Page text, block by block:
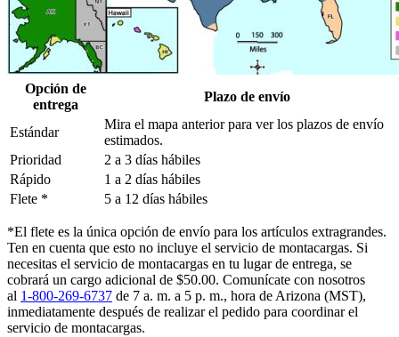
Opción de
entrega
Plazo de envío
Estándar
Mira el mapa anterior para ver los plazos de envío
estimados.
Prioridad
2 a 3 días hábiles
Rápido
1 a 2 días hábiles
Flete *
5 a 12 días hábiles
*El flete es la única opción de envío para los artículos extragrandes.
Ten en cuenta que esto no incluye el servicio de montacargas. Si
necesitas el servicio de montacargas en tu lugar de entrega, se
cobrará un cargo adicional de $50.00. Comunícate con nosotros
al 1-800-269-6737 de 7 a. m. a 5 p. m., hora de Arizona (MST),
inmediatamente después de realizar el pedido para coordinar el
servicio de montacargas.